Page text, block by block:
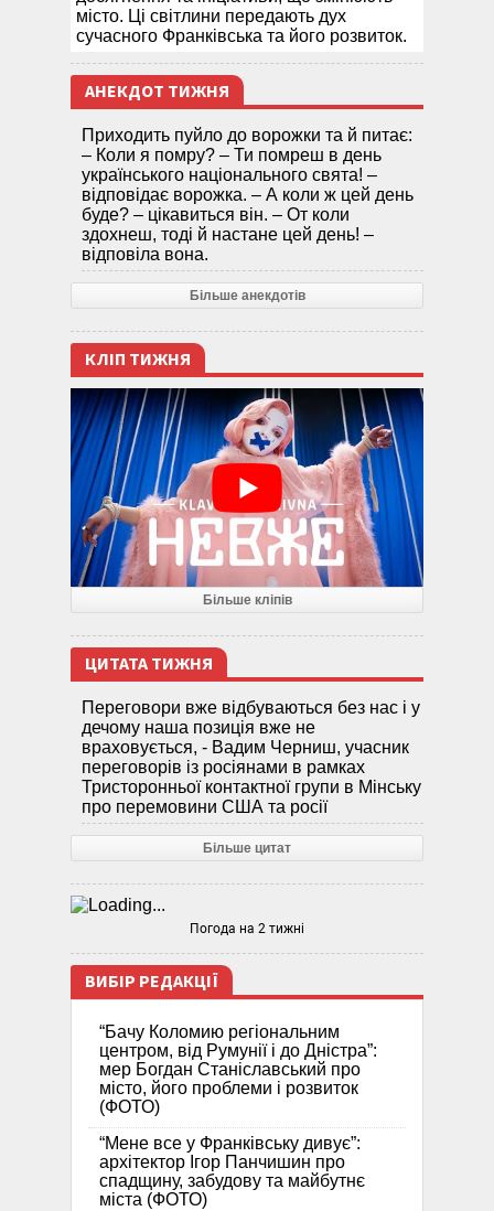
місто. Ці світлини передають дух
сучасного Франківська та його розвиток.
АНЕКДОТ ТИЖНЯ
Приходить пуйло до ворожки та й питає:
– Коли я помру? – Ти помреш в день
українського національного свята! –
відповідає ворожка. – А коли ж цей день
буде? – цікавиться він. – От коли
здохнеш, тоді й настане цей день! –
відповіла вона.
Більше анекдотів
КЛІП ТИЖНЯ
Більше кліпів
ЦИТАТА ТИЖНЯ
Переговори вже відбуваються без нас і у
дечому наша позиція вже не
враховується, - Вадим Черниш, учасник
переговорів із росіянами в рамках
Тристоронньої контактної групи в Мінську
про перемовини США та росії
Більше цитат
Погода на 2 тижні
ВИБІР РЕДАКЦІЇ
“Бачу Коломию регіональним
центром, від Румунії і до Дністра”:
мер Богдан Станіславський про
місто, його проблеми і розвиток
(ФОТО)
“Мене все у Франківську дивує”:
архітектор Ігор Панчишин про
спадщину, забудову та майбутнє
міста (ФОТО)